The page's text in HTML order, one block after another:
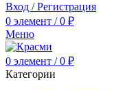
Вход / Регистрация
0 элемент / 0 ₽
Меню
0 элемент / 0 ₽
Категории